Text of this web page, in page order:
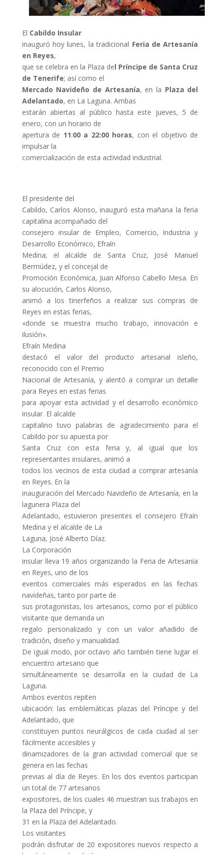
El Cabildo Insular
inauguró hoy lunes, la tradicional Feria de Artesanía
en Reyes,
que se celebra en la Plaza del Príncipe de Santa Cruz
de Tenerife; así como el
Mercado Navideño de Artesanía, en la Plaza del
Adelantado, en La Laguna. Ambas
estarán abiertas al público hasta este jueves, 5 de
enero, con un horario de
apertura de 11:00 a 22:00 horas, con el objetivo de
impulsar la
comercialización de esta actividad industrial.
El presidente del
Cabildo, Carlos Alonso, inauguró esta mañana la feria
capitalina acompañado del
consejero insular de Empleo, Comercio, Industria y
Desarrollo Económico, Efraín
Medina; el alcalde de Santa Cruz, José Manuel
Bermúdez, y el concejal de
Promoción Económica, Juan Alfonso Cabello Mesa. En
su alocución, Carlos Alonso,
animó a los tinerfeños a realizar sus compras de
Reyes en estas ferias,
«donde se muestra mucho trabajo, innovación e
ilusión».
Efraín Medina
destacó el valor del producto artesanal isleño,
reconocido con el Premio
Nacional de Artesanía, y alentó a comprar un detalle
para Reyes en estas ferias
para apoyar esta actividad y el desarrollo económico
insular. El alcalde
capitalino tuvo palabras de agradecimiento para el
Cabildo por su apuesta por
Santa Cruz con esta feria y, al igual que los
representantes insulares, animó a
todos los vecinos de esta ciudad a comprar artesanía
en Reyes. En la
inauguración del Mercado Navideño de Artesanía, en la
lagunera Plaza del
Adelantado, estuvieron presentes el consejero Efraín
Medina y el alcalde de La
Laguna, José Alberto Díaz.
La Corporación
insular lleva 19 años organizando la Feria de Artesanía
en Reyes, uno de los
eventos comerciales más esperados en las fechas
navideñas, tanto por parte de
sus protagonistas, los artesanos, como por el público
visitante que demanda un
regalo personalizado y con un valor añadido de
tradición, diseño y manualidad.
De igual modo, por octavo año también tiene lugar el
encuentro artesano que
simultáneamente se desarrolla en la ciudad de La
Laguna.
Ambos eventos repiten
ubicación: las emblemáticas plazas del Príncipe y del
Adelantado, que
constituyen puntos neurálgicos de cada ciudad al ser
fácilmente accesibles y
dinamizadores de la gran actividad comercial que se
genera en las fechas
previas al día de Reyes. En los dos eventos participan
un total de 77 artesanos
expositores, de los cuales 46 muestran sus trabajos en
la Plaza del Príncipe, y
31 en la Plaza del Adelantado.
Los visitantes
podrán disfrutar de 20 expositores nuevos respecto a